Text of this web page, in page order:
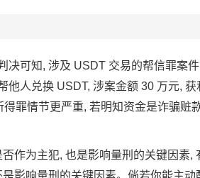
决可知, 涉及 USDT 交易的帮信罪案
人兑换 USDT, 涉案金额 30 万元,
罪情节更严重, 若明知资金是诈骗赃
作为主犯, 也是影响量刑的关键因素,